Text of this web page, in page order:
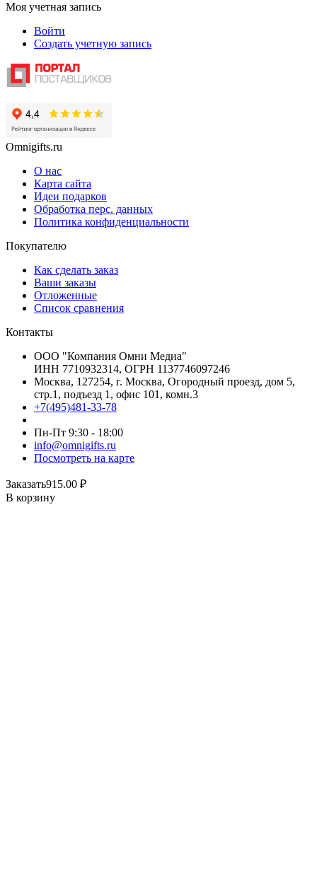
Моя учетная запись
Войти
Создать учетную запись
Omnigifts.ru
О нас
Карта сайта
Идеи подарков
Обработка перс. данных
Политика конфиденциальности
Покупателю
Как сделать заказ
Ваши заказы
Отложенные
Список сравнения
Контакты
ООО "Компания Омни Медиа"
ИНН 7710932314, ОГРН 1137746097246
Москва, 127254, г. Москва, Огородный проезд, дом 5,
стр.1, подъезд 1, офис 101, комн.3
+7(495)481-33-78
Пн-Пт 9:30 - 18:00
info@omnigifts.ru
Посмотреть на карте
Заказать915.00 ₽
В корзину